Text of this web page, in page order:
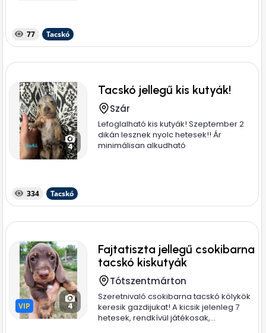
77 Tacskó
4
Tacskó jellegű kis kutyák!
Szár
Lefoglalható kis kutyák! Szeptember 2
dikán lesznek nyolc hetesek!! Ár
minimálisan alkudható
334 Tacskó
VIP
VIP 4
Fajtatiszta jellegű csokibarna
tacskó kiskutyák
Tótszentmárton
Szeretnivaló csokibarna tacskó kölykök
keresik gazdijukat! A kicsik jelenleg 7
hetesek, rendkívül játékosak,...